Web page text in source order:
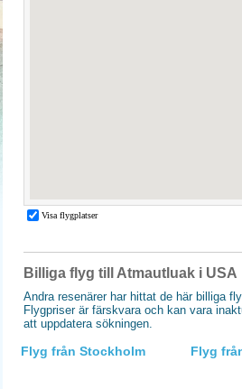
Billiga flyg till Atmautluak i USA
Andra resenärer har hittat de här billiga
Flygpriser är färskvara och kan vara
att uppdatera sökningen.
Flyg från Stockholm Flyg